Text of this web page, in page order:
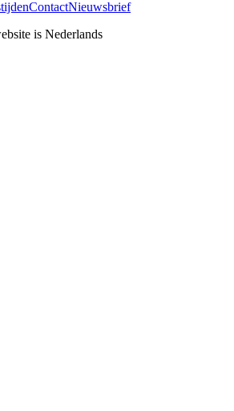
ContactNieuwsbrief
is Nederlands